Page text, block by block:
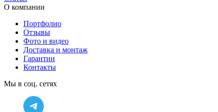
О компании
Портфолио
Отзывы
Фото и видео
Доставка и монтаж
Гарантии
Контакты
Мы в соц. сетях